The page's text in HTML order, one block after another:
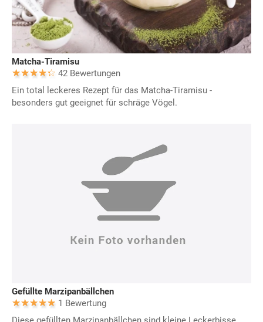
Matcha-Tiramisu
42 Bewertungen
Ein total leckeres Rezept für das Matcha-Tiramisu -
besonders gut geeignet für schräge Vögel.
Gefüllte Marzipanbällchen
1 Bewertung